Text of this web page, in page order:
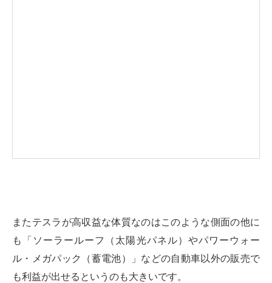
またテスラが高収益な体質なのはこのような側面の他に
も「ソーラールーフ（太陽光パネル）やパワーウォー
ル・メガパック（蓄電池）」などの自動車以外の販売で
も利益が出せるというのも大きいです。